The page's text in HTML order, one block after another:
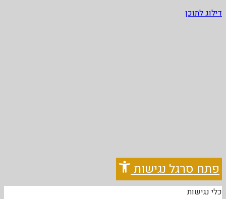
דילוג לתוכן
פתח סרגל נגישות
כלי נגישות